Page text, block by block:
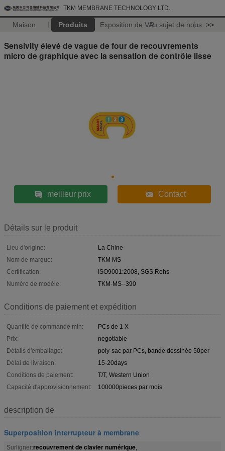
TKM MEMBRANE TECHNOLOGY LTD.
Maison Produits Exposition de VRAu sujet de nous >>
Sensivity élevé de vague de four de recouvrements
micro de graphique avec la sensation de contrôle lisse
meilleur prix Contact
Détails sur le produit
Lieu d'origine:
La Chine
Nom de marque:
TKM MS
Certification:
ISO9001:2008, SGS,Rohs
Numéro de modèle:
TKM-MS--390
Conditions de paiement et expédition
Quantité de commande min:
PCs de 1 X
Prix:
negotiable
Détails d'emballage:
poly-sac par PCs, bande dessinée 50per
Délai de livraison:
15-20days
Conditions de paiement:
T/T, Western Union
Capacité d'approvisionnement:
100000pieces par mois
description de
Superposition interrupteur à membrane
Surligner:recouvrement de clavier numérique,